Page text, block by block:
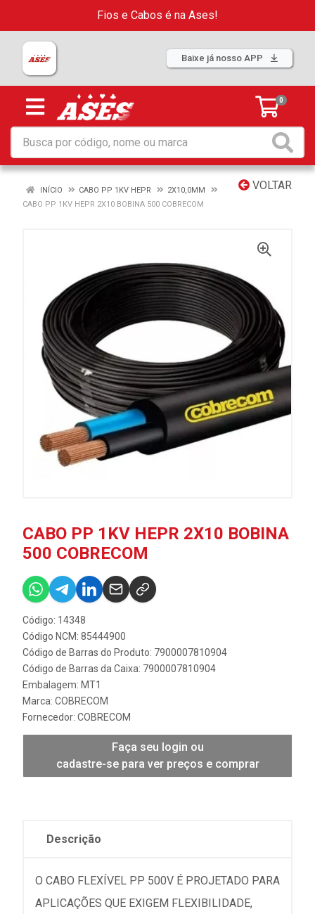
Fios e Cabos é na Ases!
Baixe já nosso APP
0
VOLTAR
INÍCIO CABO PP 1KV HEPR
2X10,0MM
CABO PP 1KV HEPR 2X10 BOBINA 500 COBRECOM
CABO PP 1KV HEPR 2X10 BOBINA
500 COBRECOM
Código: 14348
Código NCM: 85444900
Código de Barras do Produto: 7900007810904
Código de Barras da Caixa: 7900007810904
Embalagem: MT1
Marca: COBRECOM
Fornecedor: COBRECOM
Faça seu login ou
cadastre-se para ver preços e comprar
Descrição
O CABO FLEXÍVEL PP 500V É PROJETADO PARA
APLICAÇÕES QUE EXIGEM FLEXIBILIDADE,